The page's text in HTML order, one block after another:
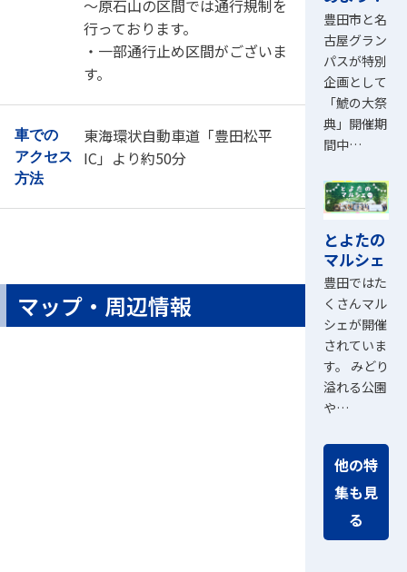
～原石山の区間では通行規制を
行っております。
・一部通行止め区間がございま
す。
車での
アクセス
方法
東海環状自動車道「豊田松平
IC」より約50分
マップ・周辺情報
豊田市と名
古屋グラン
パスが特別
企画として
「鯱の大祭
典」開催期
間中…
とよたの
マルシェ
豊田ではた
くさんマル
シェが開催
されていま
す。 みどり
溢れる公園
や…
他の特
集も見
る